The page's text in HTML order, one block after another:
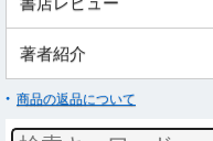
著者紹介
商品の返品について